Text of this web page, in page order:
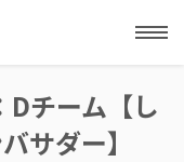
チーム【し
サダー】